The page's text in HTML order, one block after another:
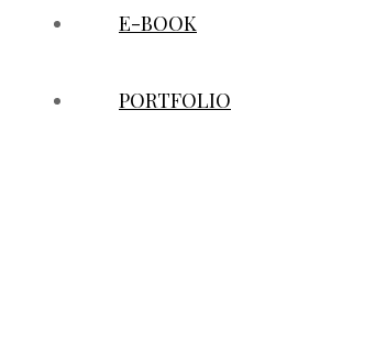
E-BOOK
PORTFOLIO